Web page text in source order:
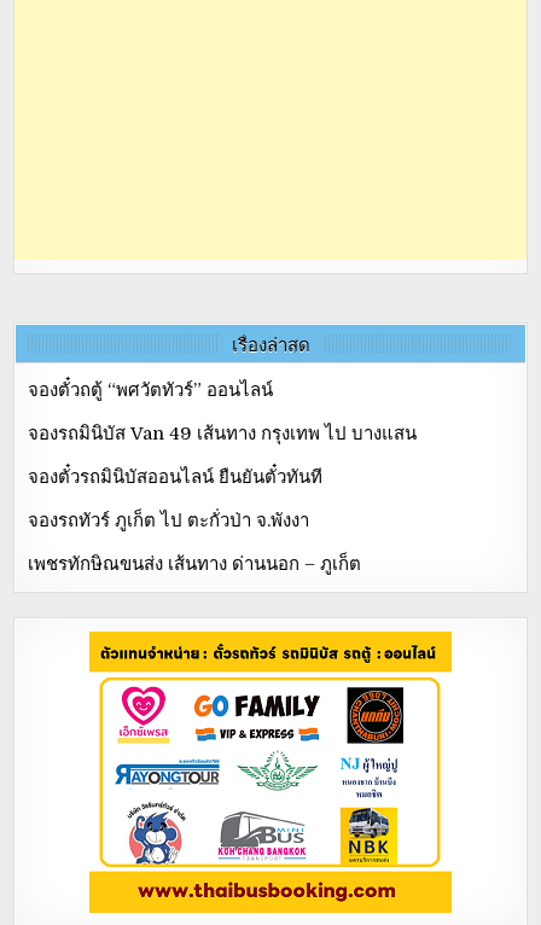
เรื่องล่าสุด
จองตั๋วถตู้ “พศวัตทัวร์” ออนไลน์
จองรถมินิบัส Van 49 เส้นทาง กรุงเทพ ไป บางแสน
จองตั๋วรถมินิบัสออนไลน์ ยืนยันตั๋วทันที
จองรถทัวร์ ภูเก็ต ไป ตะกั่วป่า จ.พังงา
เพชรทักษิณขนส่ง เส้นทาง ด่านนอก – ภูเก็ต